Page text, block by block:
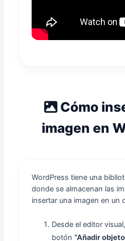
Cómo
imagen en
WordPress tiene una
donde se almacenan las
insertar una imagen en un
Desde el editor
botón“Añadir